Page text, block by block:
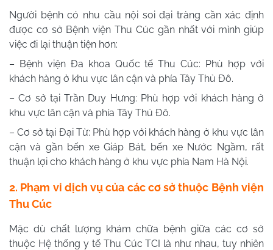
Người bệnh có nhu cầu nội soi đại tràng cần xác định
được cơ sở Bệnh viện Thu Cúc gần nhất với mình giúp
việc đi lại thuận tiện hơn:
– Bệnh viện Đa khoa Quốc tế Thu Cúc: Phù hợp với
khách hàng ở khu vực lân cận và phía Tây Thủ Đô.
– Cơ sở tại Trần Duy Hưng: Phù hợp với khách hàng ở
khu vực lân cận và phía Tây Thủ Đô.
– Cơ sở tại Đại Từ: Phù hợp với khách hàng ở khu vực lân
cận và gần bến xe Giáp Bát, bến xe Nước Ngầm, rất
thuận lợi cho khách hàng ở khu vực phía Nam Hà Nội.
2. Phạm vi dịch vụ của các cơ sở thuộc Bệnh viện
Thu Cúc
Mặc dù chất lượng khám chữa bệnh giữa các cơ sở
thuộc Hệ thống y tế Thu Cúc TCI là như nhau, tuy nhiên